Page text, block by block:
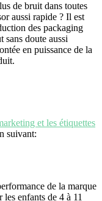
de bruit dans toutes
aussi rapide ? Il est
des packaging
sans doute aussi
en puissance de la
et les étiquettes
suivant:
de la marque
enfants de 4 à 11